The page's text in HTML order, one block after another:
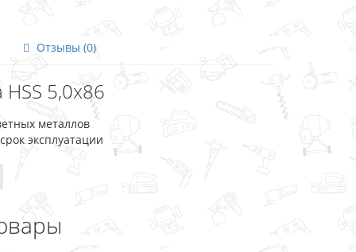
Отзывы (0)
5,0x86
металлов
эксплуатации